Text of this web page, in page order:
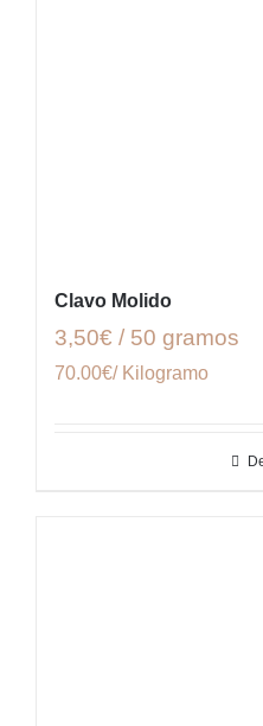
Clavo Molido
3,50€ / 50 gramos
70.00€/ Kilogramo